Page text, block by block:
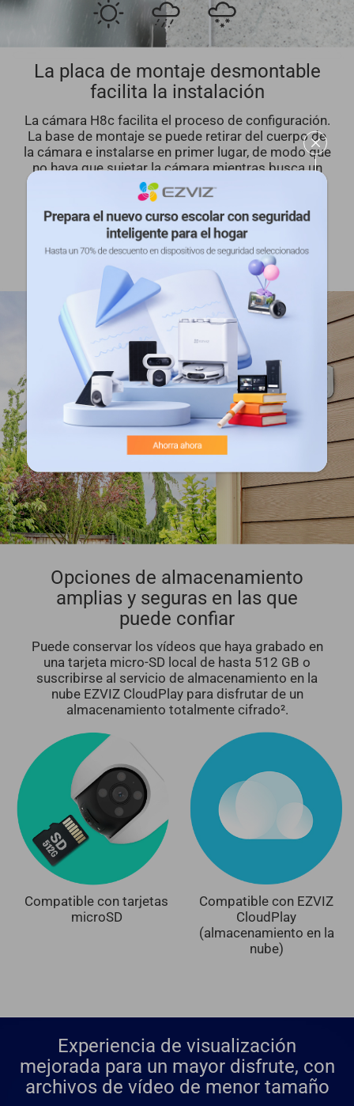
La placa de montaje desmontable
facilita la instalación
La cámara H8c facilita el proceso de configuración.
La base de montaje se puede retirar del cuerpo de
la cámara e instalarse en primer lugar, de modo que
no haya que sujetar la cámara mientras busca un
buen lugar para la instalación.
Fácil instalación
Opciones de almacenamiento
amplias y seguras en las que
puede confiar
Puede conservar los vídeos que haya grabado en
una tarjeta micro-SD local de hasta 512 GB o
suscribirse al servicio de almacenamiento en la
nube EZVIZ CloudPlay para disfrutar de un
almacenamiento totalmente cifrado².
Compatible con tarjetas
microSD
Compatible con EZVIZ
CloudPlay
(almacenamiento en la
nube)
Experiencia de visualización
mejorada para un mayor disfrute, con
archivos de vídeo de menor tamaño